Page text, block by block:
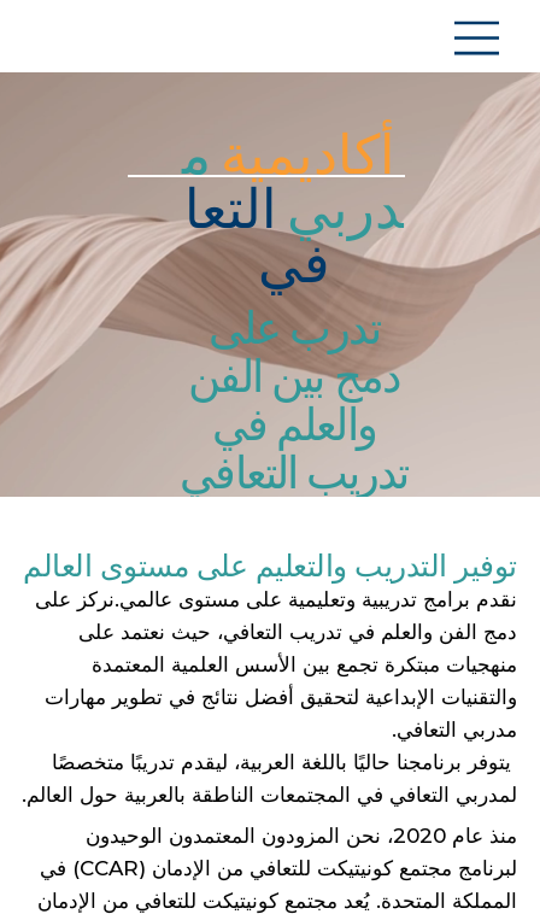
أكاديميةم
دربيالتعا
في
تدرب على
دمج بين الفن
والعلم في
تدريب التعافي
توفير التدريب والتعليم على مستوى العالم
نقدم برامج تدريبية وتعليمية على مستوى عالمي.نركز على
دمج الفن والعلم في تدريب التعافي، حيث نعتمد على
منهجيات مبتكرة تجمع بين الأسس العلمية المعتمدة
والتقنيات الإبداعية لتحقيق أفضل نتائج في تطوير مهارات
مدربي التعافي.
يتوفر برنامجنا حاليًا باللغة العربية، ليقدم تدريبًا متخصصًا
لمدربي التعافي في المجتمعات الناطقة بالعربية حول العالم.
منذ عام 2020، نحن المزودون المعتمدون الوحيدون
لبرنامج مجتمع كونيتيكت للتعافي من الإدمان (CCAR) في
المملكة المتحدة. يُعد مجتمع كونيتيكت للتعافي من الإدمان